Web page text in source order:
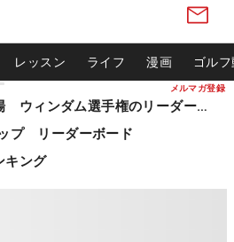
メルマガ登録
レッスン ライフ 漫画 ゴル
松山英樹ら出場 ウィンダム選手権のリーダーボード
プ リーダーボード
キング